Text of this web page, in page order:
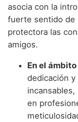
asocia con la
fuerte sentido de
protectora las
amigos.
En el
dedicación y
en